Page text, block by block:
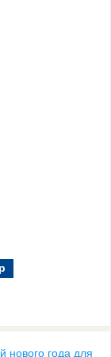
нового года для